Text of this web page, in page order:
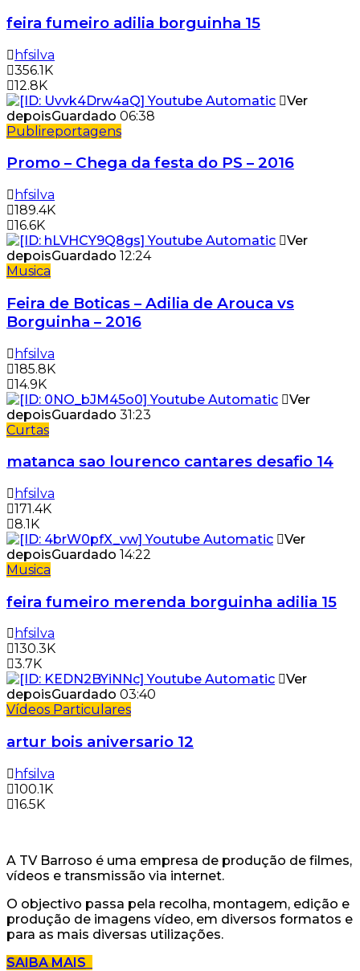
feira fumeiro adilia borguinha 15
hfsilva
356.1K
12.8K
Ver
depoisGuardado 06:38
Publireportagens
Promo – Chega da festa do PS – 2016
hfsilva
189.4K
16.6K
Ver
depoisGuardado 12:24
Musica
Feira de Boticas – Adilia de Arouca vs
Borguinha – 2016
hfsilva
185.8K
14.9K
Ver
depoisGuardado 31:23
Curtas
matanca sao lourenco cantares desafio 14
hfsilva
171.4K
8.1K
Ver
depoisGuardado 14:22
Musica
feira fumeiro merenda borguinha adilia 15
hfsilva
130.3K
3.7K
Ver
depoisGuardado 03:40
Vídeos Particulares
artur bois aniversario 12
hfsilva
100.1K
16.5K
A TV Barroso é uma empresa de produção de filmes,
vídeos e transmissão via internet.
O objectivo passa pela recolha, montagem, edição e
produção de imagens vídeo, em diversos formatos e
para as mais diversas utilizações.
SAIBA MAIS